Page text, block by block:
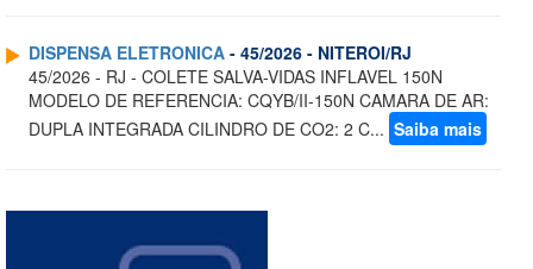
DISPENSA ELETRONICA - 45/2026 - NITEROI/RJ
45/2026 - RJ - COLETE SALVA-VIDAS INFLAVEL 150N
MODELO DE REFERENCIA: CQYB/II-150N CAMARA DE AR:
DUPLA INTEGRADA CILINDRO DE CO2: 2 C... Saiba mais